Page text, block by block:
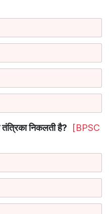
निकलती है?
[BPSC